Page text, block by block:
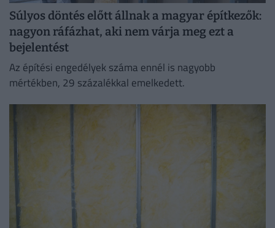
Súlyos döntés előtt állnak a magyar építkezők:
nagyon ráfázhat, aki nem várja meg ezt a
bejelentést
Az építési engedélyek száma ennél is nagyobb
mértékben, 29 százalékkal emelkedett.